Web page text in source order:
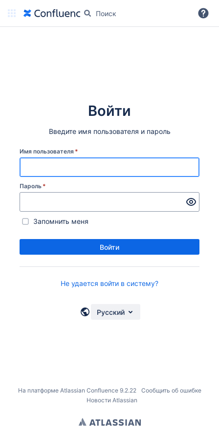
Дальше
Войти
Введите имя пользователя и пароль
Имя пользователя *
Пароль *
Запомнить меня
Войти
Не удается войти в систему?
Русский
На платформе Atlassian Confluence 9.2.22
Сообщить об ошибке
Новости Atlassian